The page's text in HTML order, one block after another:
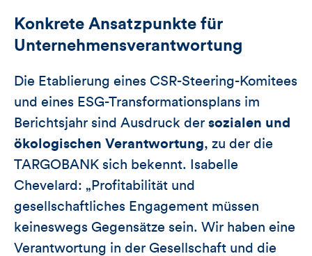
Konkrete Ansatzpunkte für
Unternehmensverantwortung
Die Etablierung eines CSR-Steering-Komitees
und eines ESG-Transformationsplans im
Berichtsjahr sind Ausdruck der sozialen und
ökologischen Verantwortung, zu der die
TARGOBANK sich bekennt. Isabelle
Chevelard: „Profitabilität und
gesellschaftliches Engagement müssen
keineswegs Gegensätze sein. Wir haben eine
Verantwortung in der Gesellschaft und die